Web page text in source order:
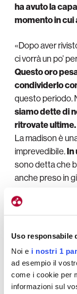
Uso responsabile
Noi e i nostri 1
ad esempio il
come i cookie per
informazioni sul
ha avuto la
momento in
«Dopo aver
ci vorrà un po’
Questo oro
condividerlo
questo periodo.
siamo dette di
ritrovate
La madison è
imprevedibile.In
sono detta che
anche preso in
cogliere l’attimo».